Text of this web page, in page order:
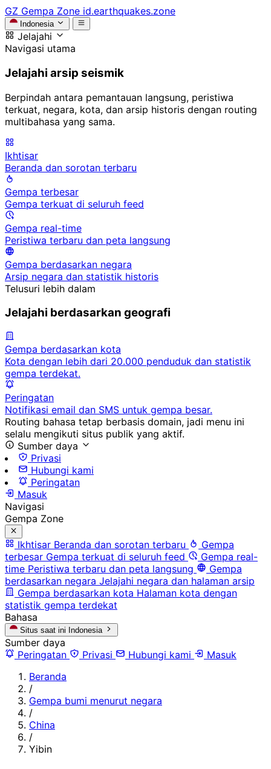
GZ Gempa Zone id.earthquakes.zone
Indonesia
Jelajahi
Navigasi utama
Jelajahi arsip seismik
Berpindah antara pemantauan langsung, peristiwa
terkuat, negara, kota, dan arsip historis dengan routing
multibahasa yang sama.
Ikhtisar
Beranda dan sorotan terbaru
Gempa terbesar
Gempa terkuat di seluruh feed
Gempa real-time
Peristiwa terbaru dan peta langsung
Gempa berdasarkan negara
Arsip negara dan statistik historis
Telusuri lebih dalam
Jelajahi berdasarkan geografi
Gempa berdasarkan kota
Kota dengan lebih dari 20.000 penduduk dan statistik
gempa terdekat.
Peringatan
Notifikasi email dan SMS untuk gempa besar.
Routing bahasa tetap berbasis domain, jadi menu ini
selalu mengikuti situs publik yang aktif.
Sumber daya
Privasi
Hubungi kami
Peringatan
Masuk
Navigasi
Gempa Zone
Ikhtisar Beranda dan sorotan terbaru
Gempa
terbesar Gempa terkuat di seluruh feed
Gempa real-
time Peristiwa terbaru dan peta langsung
Gempa
berdasarkan negara Jelajahi negara dan halaman arsip
Gempa berdasarkan kota Halaman kota dengan
statistik gempa terdekat
Bahasa
Situs saat ini Indonesia
Sumber daya
Peringatan
Privasi Hubungi kami
Masuk
Beranda
/
Gempa bumi menurut negara
/
China
/
Yibin